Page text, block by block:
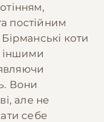
постійним
коти
іншими
Вони
але не
себе